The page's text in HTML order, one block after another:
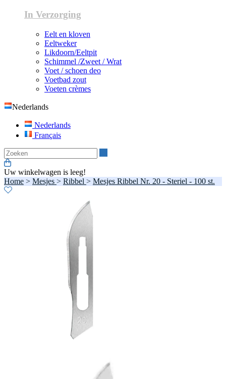
In Verzorging
Eelt en kloven
Eeltweker
Likdoorn/Eeltpit
Schimmel /Zweet / Wrat
Voet / schoen deo
Voetbad zout
Voeten crèmes
Nederlands
Nederlands
Français
Uw winkelwagen is leeg!
Home > Mesjes > Ribbel > Mesjes Ribbel Nr. 20 - Steriel - 100 st.